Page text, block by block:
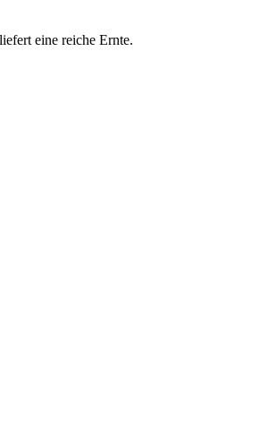
eine reiche Ernte.